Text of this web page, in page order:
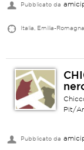
Pubblicato da
Italia, Emilia-
Pit/
Pubblicato da